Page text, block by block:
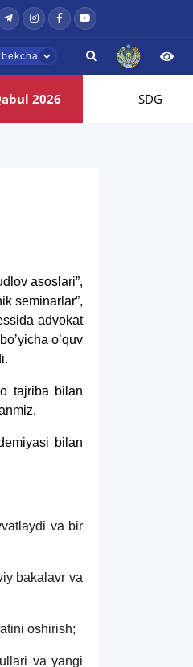
2026 SDG
asoslari”,
seminarlar”,
advokat
oʼquv
tajriba bilan
bilan
va bir
bakalavr va
oshirish;
va yangi